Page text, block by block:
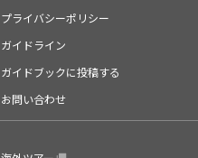
プライバシーポリシー
ガイドライン
ガイドブックに投稿する
お問い合わせ